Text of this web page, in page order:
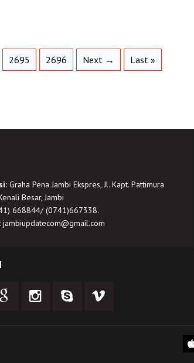
2695 2696 Next → Last »
Graha Pena Jambi Ekspres, Jl. Kapt. Pattimura
Besar, Jambi
668844/ (0741)667338.
jambiupdatecom@gmail.com